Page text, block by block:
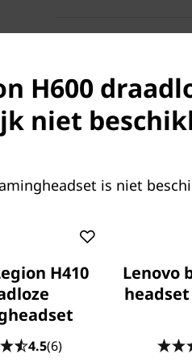
Lenovo Legion
USB-C-oplaadkabel
4-polig 3,5 mm tot
Garantieposter
H600
niet
is niet
H410
4.5(6)
Lenovo
headset